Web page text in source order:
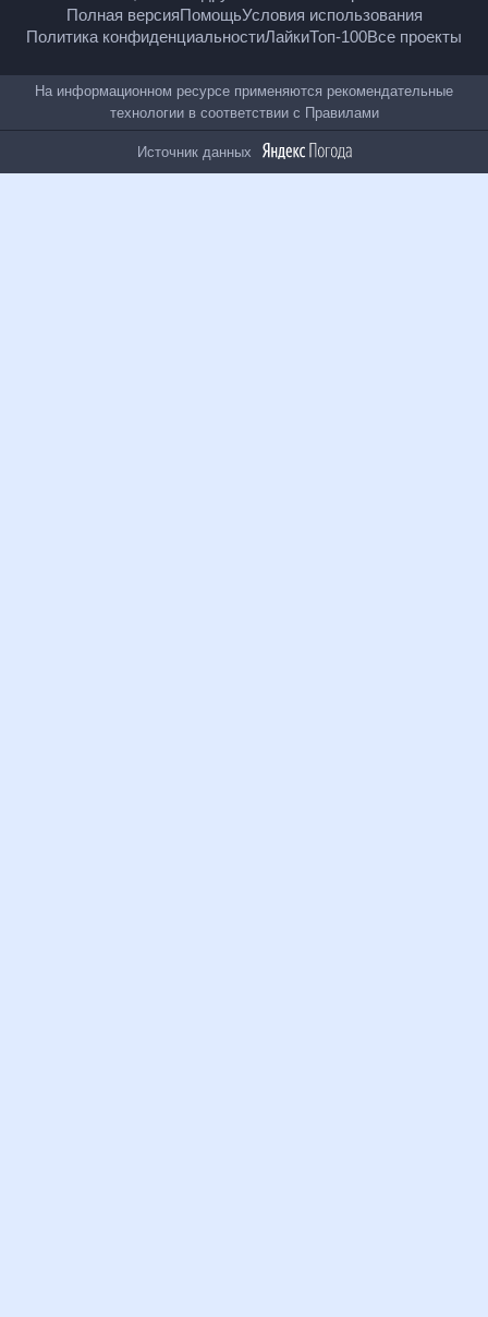
© Рамблер — главные новости России и мира,
Полная версияПомощьУсловия использования
Политика конфиденциальностиЛайкиТоп-100
Все проекты
На информационном ресурсе применяются